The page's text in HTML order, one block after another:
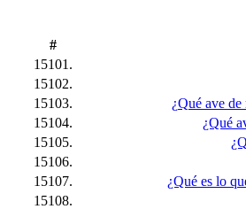
#
15101.
15102.
15103.
¿Qué ave
15104.
¿Qué
15105.
15106.
15107.
¿Qué es lo
15108.